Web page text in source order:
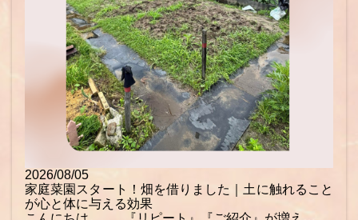
2026/08/05
家庭菜園スタート！畑を借りました｜土に触れること
が心と体に与える効果